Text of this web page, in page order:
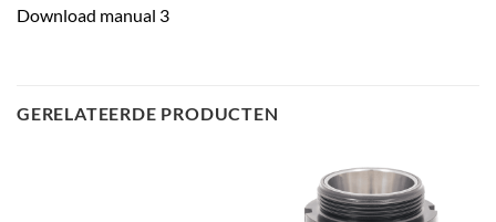
Download manual 3
GERELATEERDE PRODUCTEN